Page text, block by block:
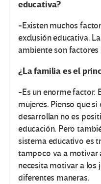
educativa?
-Existen muchos
exclusión educativa.
ambiente son
¿La familia es el
-Es un enorme factor.
mujeres. Pienso que
desarrollan no es
educación. Pero
sistema educativo es
tampoco va a motivar
necesita motivar a los
diferentes maneras.